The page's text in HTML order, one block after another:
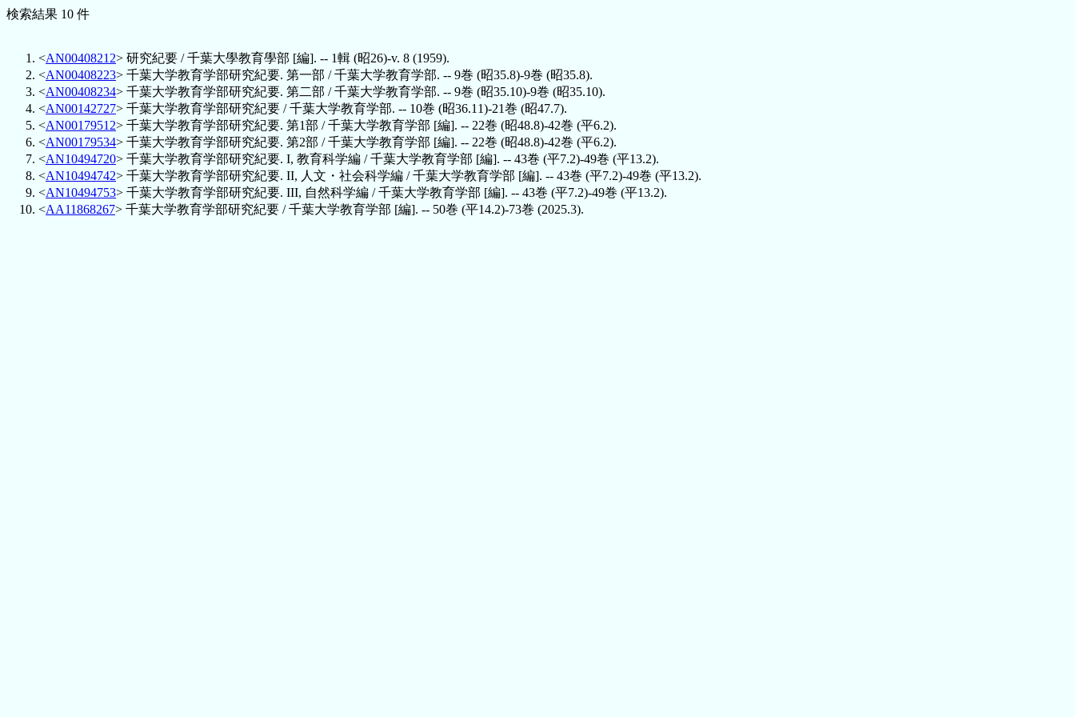
検索結果 10 件
<AN00408212> 研究紀要 / 千葉大學教育學部 [編]. -- 1輯 (昭26)-v. 8 (1959).
<AN00408223> 千葉大学教育学部研究紀要. 第一部 / 千葉大学教育学部. -- 9巻 (昭35.8)-9巻 (昭35.8).
<AN00408234> 千葉大学教育学部研究紀要. 第二部 / 千葉大学教育学部. -- 9巻 (昭35.10)-9巻 (昭35.10).
<AN00142727> 千葉大学教育学部研究紀要 / 千葉大学教育学部. -- 10巻 (昭36.11)-21巻 (昭47.7).
<AN00179512> 千葉大学教育学部研究紀要. 第1部 / 千葉大学教育学部 [編]. -- 22巻 (昭48.8)-42巻 (平6.2).
<AN00179534> 千葉大学教育学部研究紀要. 第2部 / 千葉大学教育学部 [編]. -- 22巻 (昭48.8)-42巻 (平6.2).
<AN10494720> 千葉大学教育学部研究紀要. I, 教育科学編 / 千葉大学教育学部 [編]. -- 43巻 (平7.2)-49巻 (平13.2).
<AN10494742> 千葉大学教育学部研究紀要. II, 人文・社会科学編 / 千葉大学教育学部 [編]. -- 43巻 (平7.2)-49巻 (平13.2).
<AN10494753> 千葉大学教育学部研究紀要. III, 自然科学編 / 千葉大学教育学部 [編]. -- 43巻 (平7.2)-49巻 (平13.2).
<AA11868267> 千葉大学教育学部研究紀要 / 千葉大学教育学部 [編]. -- 50巻 (平14.2)-73巻 (2025.3).